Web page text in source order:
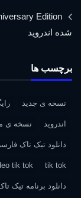
شده اندروید
برچسب ها
نسخه ی جدید
اندروید نسخه ی
دانلود تیک تاک
tik tok
tik tok
دانلود برنامه تیک